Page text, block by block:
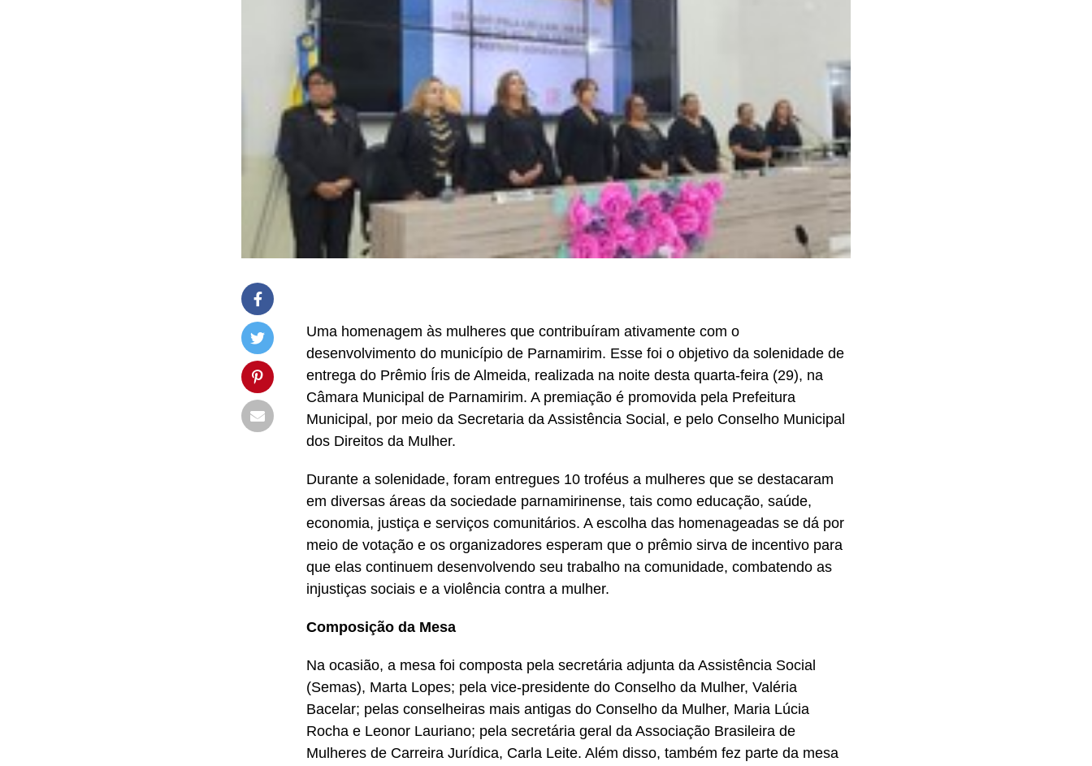
Uma homenagem às mulheres que contribuíram ativamente com o
desenvolvimento do município de Parnamirim. Esse foi o objetivo da solenidade de
entrega do Prêmio Íris de Almeida, realizada na noite desta quarta-feira (29), na
Câmara Municipal de Parnamirim. A premiação é promovida pela Prefeitura
Municipal, por meio da Secretaria da Assistência Social, e pelo Conselho Municipal
dos Direitos da Mulher.
Durante a solenidade, foram entregues 10 troféus a mulheres que se destacaram
em diversas áreas da sociedade parnamirinense, tais como educação, saúde,
economia, justiça e serviços comunitários. A escolha das homenageadas se dá por
meio de votação e os organizadores esperam que o prêmio sirva de incentivo para
que elas continuem desenvolvendo seu trabalho na comunidade, combatendo as
injustiças sociais e a violência contra a mulher.
Composição da Mesa
Na ocasião, a mesa foi composta pela secretária adjunta da Assistência Social
(Semas), Marta Lopes; pela vice-presidente do Conselho da Mulher, Valéria
Bacelar; pelas conselheiras mais antigas do Conselho da Mulher, Maria Lúcia
Rocha e Leonor Lauriano; pela secretária geral da Associação Brasileira de
Mulheres de Carreira Jurídica, Carla Leite. Além disso, também fez parte da mesa